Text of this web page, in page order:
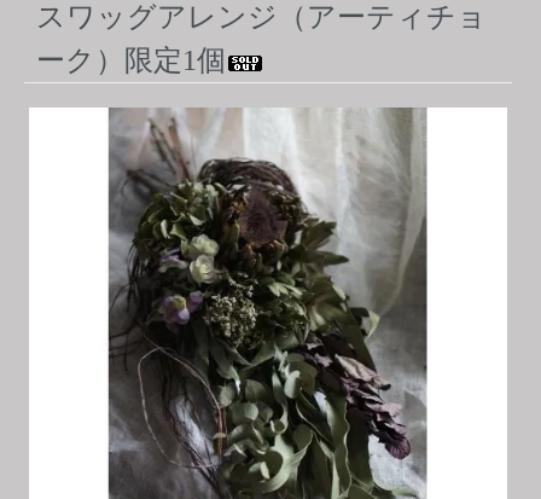
スワッグアレンジ（アーティチョ
ーク）限定1個